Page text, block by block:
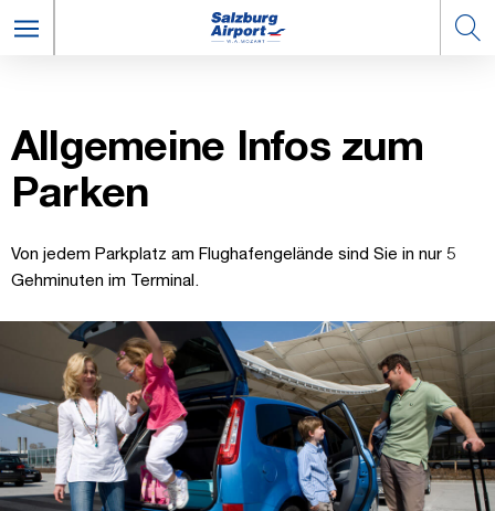
All­ge­mei­ne In­fos zum
Par­ken
Von jedem Parkplatz am Flughafengelände sind Sie in nur 5
Gehminuten im Terminal.